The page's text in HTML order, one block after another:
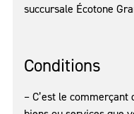
succursale Écotone
Conditions
– C’est le